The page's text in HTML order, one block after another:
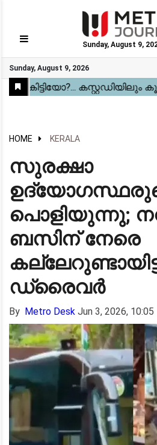
Sunday, August 9,
Sunday, August 9, 2026
GO
Home
Kerala
National
Gulf
World
Sports
Movies
Health
Automobile
Travel
Education
Novel
Business
Technology
Webstory
HOME KERALA
സുരക്ഷാ
പൊളിയുന്നു;
ബസിന് നേരെ
ഡ്രൈവര്‍
By Metro Desk Jun 3, 2026, 10:05